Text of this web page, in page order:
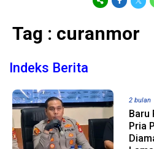
Tag : curanmor
Indeks Berita
2 bulan
Baru
Pria